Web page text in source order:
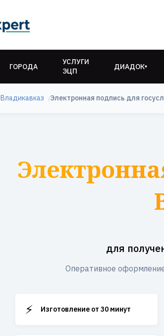
ГОРОДА
УСЛУГИ
ЭЦП
ДИАДОК▾
Владикавказ Электронная подпись для
для
Оперативное
⚡ Изготовление от 30 минут